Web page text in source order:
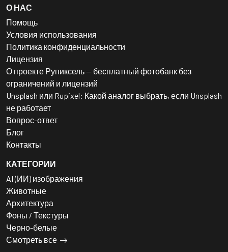
О НАС
Помощь
Условия использования
Политика конфиденциальности
Лицензия
О проекте Рупиксель — бесплатный фотобанк без
ограничений и лицензий
Unsplash или Rupixel: Какой аналог выбрать, если Unsplash
не работает
Вопрос-ответ
Блог
Контакты
КАТЕГОРИИ
AI (ИИ) изображения
Животные
Архитектура
Фоны / Текстуры
Черно-белые
Смотреть все